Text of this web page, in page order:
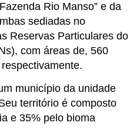
Rio Manso” e da
sediadas no
Reservas Particulares do
com áreas de, 560
município da unidade
território é composto
e 35% pelo bioma